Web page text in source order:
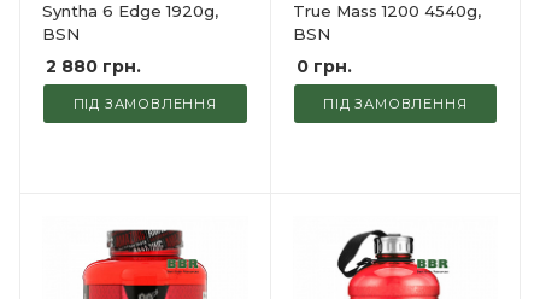
Syntha 6 Edge 1920g,
BSN
2 880 грн.
ПІД ЗАМОВЛЕННЯ
True Mass 1200 4540g,
BSN
0грн.
ПІД ЗАМОВЛЕННЯ